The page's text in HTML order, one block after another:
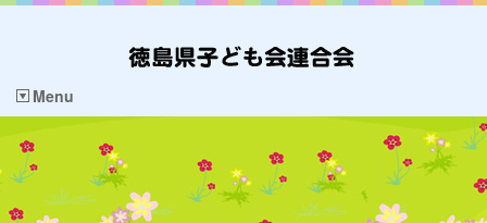
Menu